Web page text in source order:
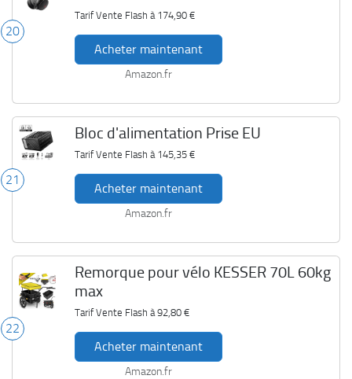
20
Tarif Vente Flash à 174,90 €
Acheter maintenant
Amazon.fr
21
Bloc d'alimentation Prise EU
Tarif Vente Flash à 145,35 €
Acheter maintenant
Amazon.fr
22
Remorque pour vélo KESSER 70L 60kg
max
Tarif Vente Flash à92,80 €
Acheter maintenant
Amazon.fr